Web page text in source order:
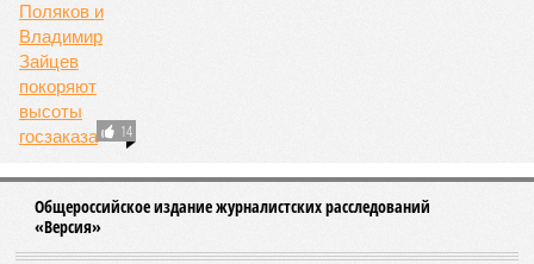
14
Общероссийское издание журналистских расследований
«Версия»